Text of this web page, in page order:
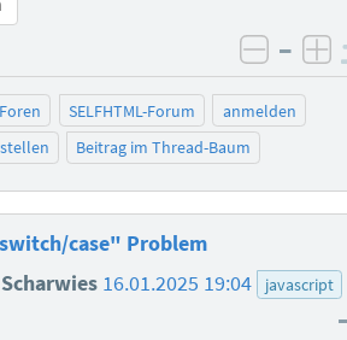
–
SELFHTML-Forum
anmelden
Beitrag im Thread-Baum
case" Problem
16.01.2025 19:04 javascript